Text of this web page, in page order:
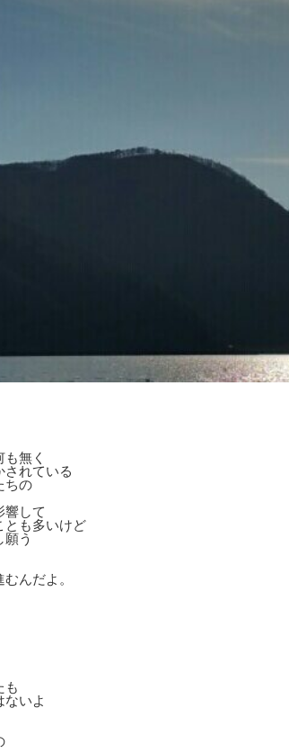
無く
されている
ちの
響して
とも多いけど
う
んだよ。
も
ないよ